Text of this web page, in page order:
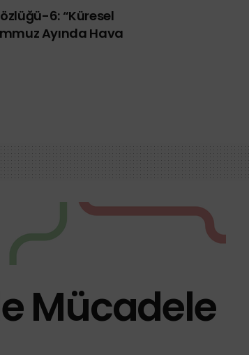
6: “Küresel
Ayında Hava
Mücadele